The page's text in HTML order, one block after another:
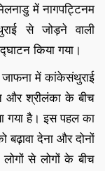
में नागपट्टिनम
से जोड़ने वाली
किया गया।
में कांकेसंथुराई
और श्रीलंका के बीच
गया है। इस पहल का
बढ़ावा देना और दोनों
लोगों से लोगों के बीच